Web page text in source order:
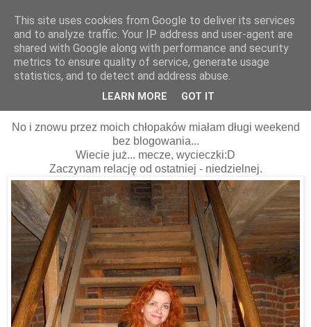
08 czerwca 2015
Ruda pantera na wieży w Brodnicy:D
No i znowu przez moich chłopaków miałam długi weekend
bez blogowania...
Wiecie już... mecze, wycieczki:D
Zaczynam relację od ostatniej - niedzielnej.
This site uses cookies from Google to deliver its services
and to analyze traffic. Your IP address and user-agent are
shared with Google along with performance and security
metrics to ensure quality of service, generate usage
statistics, and to detect and address abuse.
LEARN MORE GOT IT